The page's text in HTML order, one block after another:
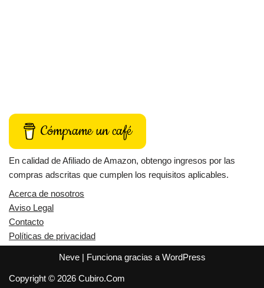
Cómprame un café
En calidad de Afiliado de Amazon, obtengo ingresos por las
compras adscritas que cumplen los requisitos aplicables.
Acerca de nosotros
Aviso Legal
Contacto
Políticas de privacidad
Neve| Funciona gracias a WordPress
Copyright © 2026 Cubiro.Com